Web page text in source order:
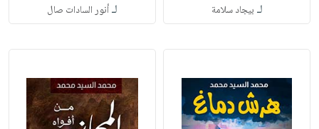
لـ بيجاد سلامة لـأنور السادات صال